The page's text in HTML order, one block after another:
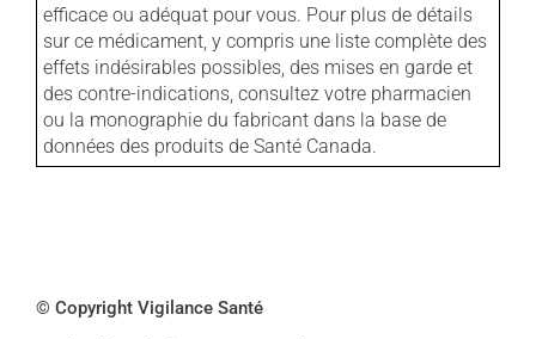
efficace ou adéquat pour vous. Pour plus de détails
sur ce médicament, y compris une liste complète des
effets indésirables possibles, des mises en garde et
des contre-indications, consultez votre pharmacien
ou la monographie du fabricant dans la base de
données des produits de Santé Canada.
© Copyright Vigilance Santé